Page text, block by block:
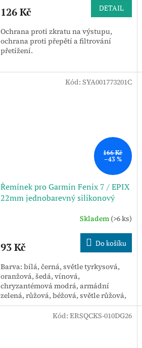
126 Kč DETAIL
Ochrana proti zkratu na výstupu,
ochrana proti přepětí a filtrování
přetížení.
166 Kč
–43 %
Řemínek pro Garmin Fenix ​​7 / EPIX
22mm jednobarevný silikonový
uvolněním (sv.tyrkysový)Skladem (>6 ks)
93 Kč Do košíku
Barva: bílá, černá, světle tyrkysová,
oranžová, šedá, vínová,
chryzantémová modrá, armádní
zelená, růžová, béžová, světle růžová,
korálově červená, půlnoční modrá 3.
Kód: SYA001773201C
Kód: ERSQCKS-010DG26